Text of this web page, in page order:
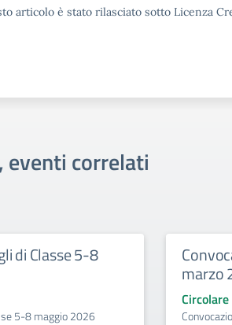
articolo è stato rilasciato sotto Licenza
eventi correlati
di Classe 5-8
5-8 maggio 2026
marzo